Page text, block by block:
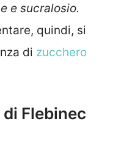
e sucralosio.
quindi, si
di zucchero
Flebinec